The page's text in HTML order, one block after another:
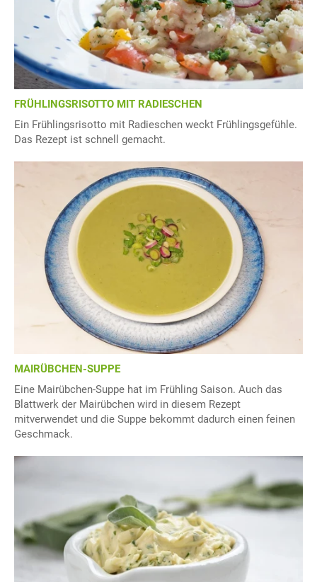
FRÜHLINGSRISOTTO MIT RADIESCHEN
Ein Frühlingsrisotto mit Radieschen weckt Frühlingsgefühle.
Das Rezept ist schnell gemacht.
MAIRÜBCHEN-SUPPE
Eine Mairübchen-Suppe hat im Frühling Saison. Auch das
Blattwerk der Mairübchen wird in diesem Rezept
mitverwendet und die Suppe bekommt dadurch einen feinen
Geschmack.